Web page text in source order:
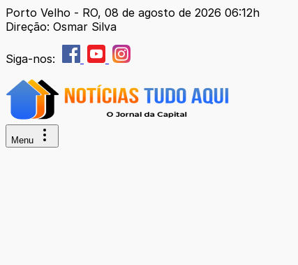
Porto Velho - RO, 08 de agosto de 2026 06:12h
Direção: Osmar Silva
Siga-nos:
Menu